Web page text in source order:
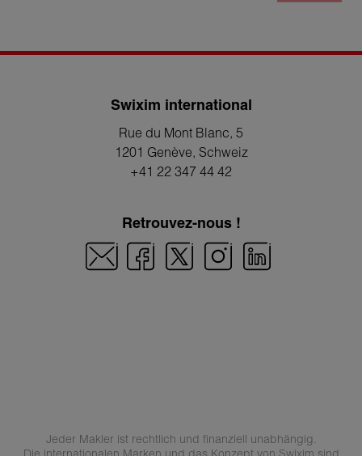
Swixim international
Rue du Mont Blanc, 5
1201 Genève, Schweiz
+41 22 347 44 42
Retrouvez-nous !
Jeder Makler ist rechtlich und finanziell unabhängig.